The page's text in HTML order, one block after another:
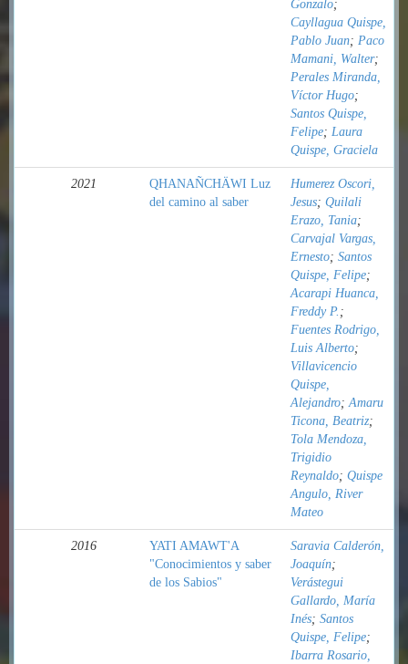
Gonzalo;
Cayllagua Quispe,
Pablo Juan; Paco
Mamani, Walter;
Perales Miranda,
Víctor Hugo;
Santos Quispe,
Felipe; Laura
Quispe, Graciela
2021
QHANAÑCHÄWI Luz
del camino al saber
Humerez Oscori,
Jesus; Quilali
Erazo, Tania;
Carvajal Vargas,
Ernesto; Santos
Quispe, Felipe;
Acarapi Huanca,
Freddy P. ;
Fuentes Rodrigo,
Luis Alberto;
Villavicencio
Quispe,
Alejandro;Amaru
Ticona, Beatriz;
Tola Mendoza,
Trigidio
Reynaldo; Quispe
Angulo, River
Mateo
2016
YATI AMAWT'A
"Conocimientos y saber
de los Sabios"
Saravia Calderón,
Joaquín;
Verástegui
Gallardo, María
Inés; Santos
Quispe, Felipe;
Ibarra Rosario,